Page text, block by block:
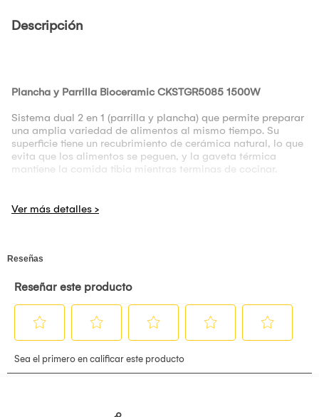
Descripción
Plancha y Parrilla Bioceramic CKSTGR5085 1500W
Sistema dual 2 en 1 (parrilla y plancha) que permite preparar
una amplia variedad de alimentos al mismo tiempo. Su
superficie tiene un recubrimiento de cerámica natural, lo que
evita que los alimentos se peguen, y la gaveta térmica
mantiene la comida tibia mientras terminas de cocinar.
Oster® con recubrimiento Bioceramic™ o antiadherente,
plancha con agua caliente y seca. Ahora tu producto ya está
Superficie de cocción con recubrimiento de cerámica natural
Bioceramic® permite una cocción más saludable, es cuatro
más rápido que otros recubrimientos antiadherentes.
Tiene un canal para grasas diseñado para mantener las
Sistema anti-Calc que la comida se mantiene tibia mientras